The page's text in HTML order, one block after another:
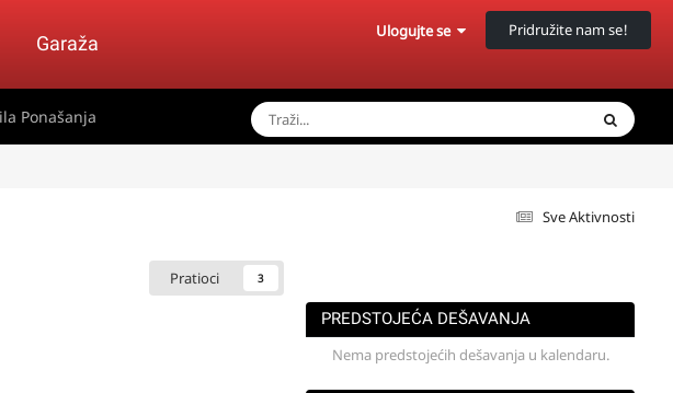
Garaža
Ulogujte se Pridružite nam se!
Ponašanja
Sve Aktivnosti
Pratioci 3
PREDSTOJEĆA DEŠAVANJA
Nema predstojećih dešavanja u kalendaru.